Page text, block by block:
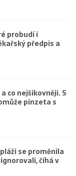
probudí i
předpis a
co nejšikovněji. S
pinzeta s
se proměnila
číhá v